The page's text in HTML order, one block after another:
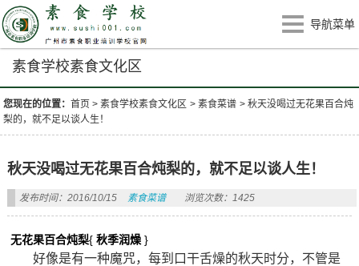
导航菜单
素食学校素食文化区
您现在的位置：首页 >素食学校素食文化区 >素食菜谱 >秋天没喝过无花果百合炖
梨的，就不足以谈人生！
秋天没喝过无花果百合炖梨的，就不足以谈人生！
发布时间：2016/10/15 素食菜谱 浏览次数：1425
无花果百合炖梨{ 秋季润燥}
好像是有一种魔咒，每到口干舌燥的秋天时分，不管是